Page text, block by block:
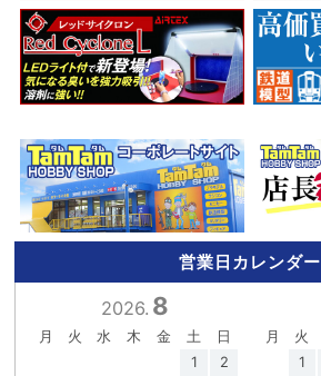
営業日カレンダー
2026. 8
月 火 水 木 金 土
日
1
2
月 火
1